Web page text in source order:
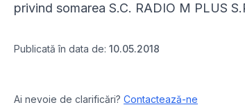
privind somarea S.C. RADIO M PLUS
Publicată în data de: 10.05.2018
Ai nevoie de clarificări? Contactează-ne